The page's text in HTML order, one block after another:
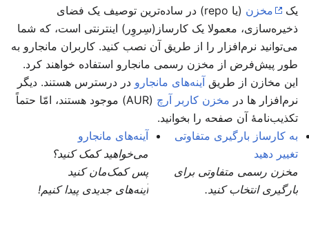
یک مخزن
(یا repo) در ساده‌ترین توصیف یک فضای
ذخیره‌سازی، معمولا یک کارساز(سِروِر) اینترنتی است، که شما
می‌توانید نرم‌افزار را از طریق آن نصب کنید. کاربران مانجارو به
طور پیش‌فرض از مخزن رسمی مانجارو استفاده خواهند کرد.
این مخازن از طریق آینه‌های مانجارو در درسترس هستند. دیگر
نرم‌افزار ها در مخزن کاربر آرچ
(AUR) موجود هستند، امّا حتماً
تکذیب‌نامهٔ آن صفحه را بخوانید.
به کارساز بارگیری متفاوتی
تغییر دهید
مخزن رسمی متفاوتی برای
بارگیری انتخاب کنید.
آینه‌های مانجارو
می‌خواهید کمک کنید؟
پس کمک‌مان کنید
آینه‌های جدیدی پیدا کنیم!